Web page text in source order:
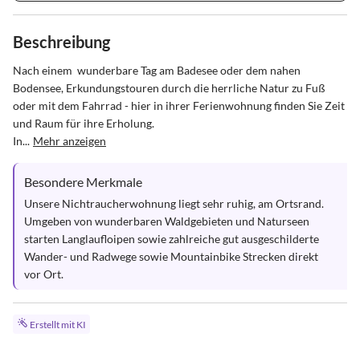
Beschreibung
Nach einem  wunderbare Tag am Badesee oder dem nahen
Bodensee, Erkundungstouren durch die herrliche Natur zu Fuß
oder mit dem Fahrrad - hier in ihrer Ferienwohnung finden Sie Zeit
und Raum für ihre Erholung.
In... Mehr anzeigen
Besondere Merkmale
Unsere Nichtraucherwohnung liegt sehr ruhig, am Ortsrand.
Umgeben von wunderbaren Waldgebieten und Naturseen
starten Langlaufloipen sowie zahlreiche gut ausgeschilderte
Wander- und Radwege sowie Mountainbike Strecken direkt
vor Ort.
Erstellt mit KI